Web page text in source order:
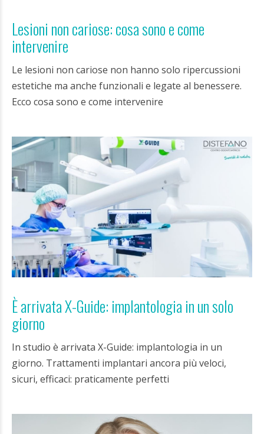
Lesioni non cariose: cosa sono e come
intervenire
Le lesioni non cariose non hanno solo ripercussioni
estetiche ma anche funzionali e legate al benessere.
Ecco cosa sono e come intervenire
È arrivata X-Guide: implantologia in un solo
giorno
In studio è arrivata X-Guide: implantologia in un
giorno. Trattamenti implantari ancora più veloci,
sicuri, efficaci: praticamente perfetti